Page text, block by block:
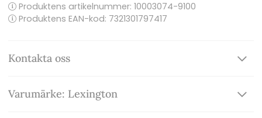
Produktens artikelnummer: 10003074-9100
Produktens EAN-kod: 7321301797417
Kontakta oss
Varumärke: Lexington